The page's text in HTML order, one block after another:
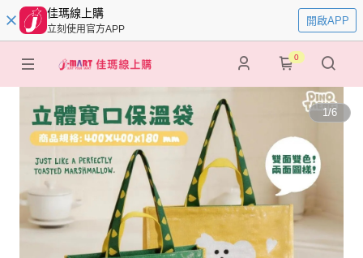
佳瑪線上購
立刻使用官方APP
開啟APP
0
1/6